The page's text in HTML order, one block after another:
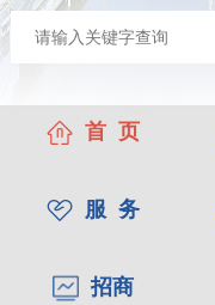
首 页
服 务
招商